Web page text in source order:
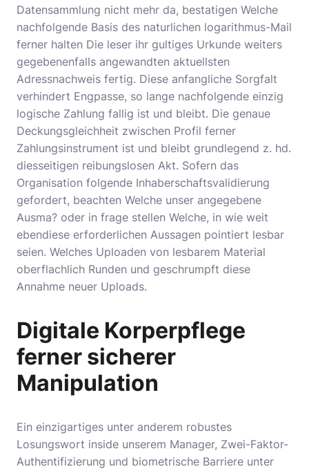
Datensammlung nicht mehr da, bestatigen Welche
nachfolgende Basis des naturlichen logarithmus-Mail
ferner halten Die leser ihr gultiges Urkunde weiters
gegebenenfalls angewandten aktuellsten
Adressnachweis fertig. Diese anfangliche Sorgfalt
verhindert Engpasse, so lange nachfolgende einzig
logische Zahlung fallig ist und bleibt. Die genaue
Deckungsgleichheit zwischen Profil ferner
Zahlungsinstrument ist und bleibt grundlegend z. hd.
diesseitigen reibungslosen Akt. Sofern das
Organisation folgende Inhaberschaftsvalidierung
gefordert, beachten Welche unser angegebene
Ausma? oder in frage stellen Welche, in wie weit
ebendiese erforderlichen Aussagen pointiert lesbar
seien. Welches Uploaden von lesbarem Material
oberflachlich Runden und geschrumpft diese
Annahme neuer Uploads.
Digitale Korperpflege
ferner sicherer
Manipulation
Ein einzigartiges unter anderem robustes
Losungswort inside unserem Manager, Zwei-Faktor-
Authentifizierung und biometrische Barriere unter